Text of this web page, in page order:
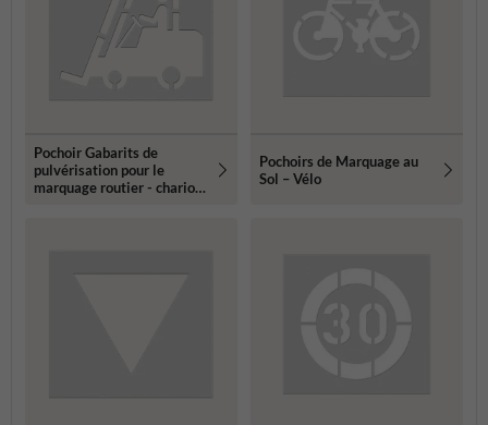
Pochoir Gabarits de
pulvérisation pour le
marquage routier - chariot
Pochoirs de Marquage au
Sol – Vélo